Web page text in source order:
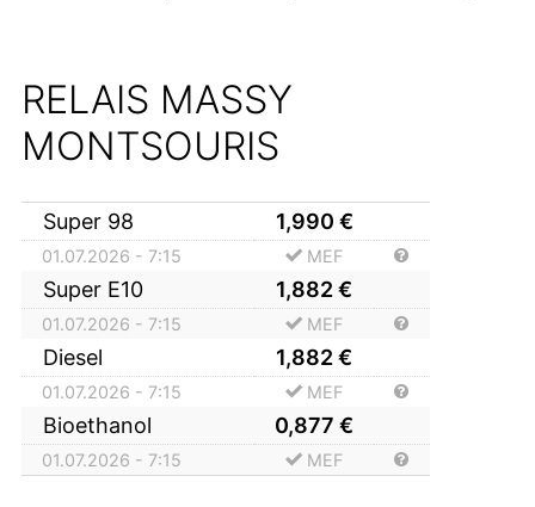
RELAIS MASSY
MONTSOURIS
Super 98 1,990 €
01.07.2026 - 7:15 MEF
Super E10 1,882€
01.07.2026 - 7:15 MEF
Diesel 1,882€
01.07.2026 - 7:15 MEF
Bioethanol 0,877 €
01.07.2026 - 7:15 MEF